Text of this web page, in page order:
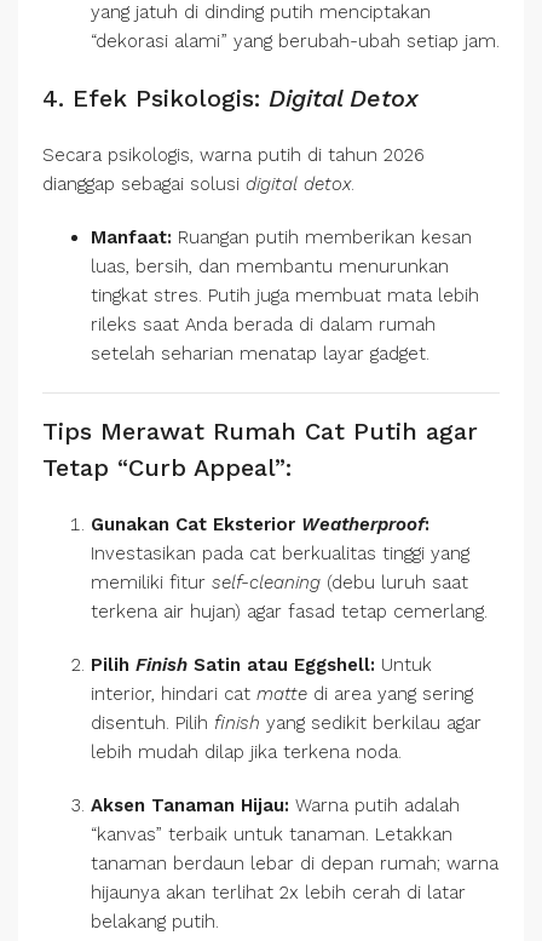
yang jatuh di dinding putih menciptakan
“dekorasi alami” yang berubah-ubah setiap jam.
4. Efek Psikologis: Digital Detox
Secara psikologis, warna putih di tahun 2026
dianggap sebagai solusi digital detox.
Manfaat: Ruangan putih memberikan kesan
luas, bersih, dan membantu menurunkan
tingkat stres. Putih juga membuat mata lebih
rileks saat Anda berada di dalam rumah
setelah seharian menatap layar gadget.
Tips Merawat Rumah Cat Putih agar
Tetap “Curb Appeal”:
Gunakan Cat Eksterior Weatherproof:
Investasikan pada cat berkualitas tinggi yang
memiliki fitur self-cleaning (debu luruh saat
terkena air hujan) agar fasad tetap cemerlang.
Pilih Finish Satin atau Eggshell: Untuk
interior, hindari cat matte di area yang sering
disentuh. Pilih finish yang sedikit berkilau agar
lebih mudah dilap jika terkena noda.
Aksen Tanaman Hijau: Warna putih adalah
“kanvas” terbaik untuk tanaman. Letakkan
tanaman berdaun lebar di depan rumah; warna
hijaunya akan terlihat 2x lebih cerah di latar
belakang putih.